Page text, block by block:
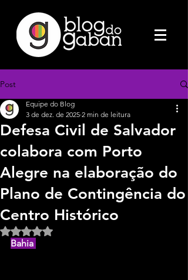
Post
Defesa Civil de Salvador
colabora com Porto
Alegre na elaboração do
Plano de Contingência do
Centro Histórico
Equipe do Blog
3 de dez. de 2025 2 min de leitura
Avaliado com NaN de 5 estrelas.
Bahia